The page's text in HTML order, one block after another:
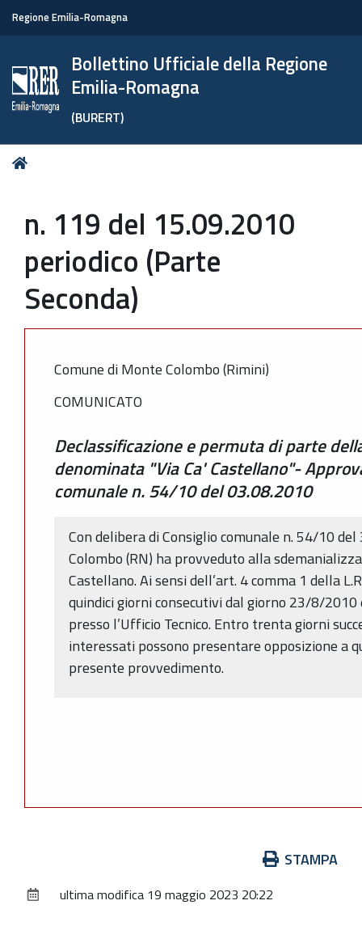
Regione Emilia-Romagna
Bollettino Ufficiale della Regione
Emilia-Romagna
(BURERT)
Tu
n. 119 del 15.09.2010
periodico (Parte
Seconda)
Comune di Monte Colombo (Rimini)
COMUNICATO
Declassificazione e permuta di parte
denominata "Via Ca' Castellano"-
comunale n. 54/10 del 03.08.2010
Con delibera di Consiglio comunale n. 54/10
Colombo (RN) ha provveduto alla
Castellano. Ai sensi dell’art. 4 comma 1 della
quindici giorni consecutivi dal giorno 23/8/2010
presso l’Ufficio Tecnico. Entro trenta giorni
interessati possono presentare opposizione a
presente provvedimento.
documento
STAMPA
ultima modifica 19 maggio 2023 20:22